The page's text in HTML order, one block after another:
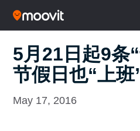
5月21日起9条
节假日也“上班
May 17, 2016